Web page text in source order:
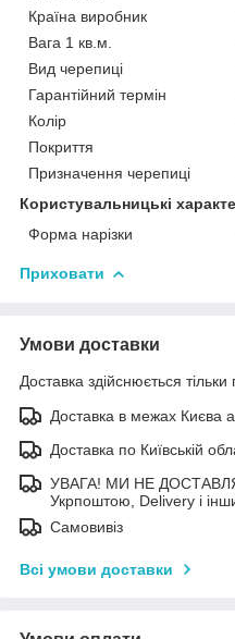
Країна виробник
Вага 1 кв.м.
Вид черепиці
Гарантійний термін
Колір
Покриття
Призначення черепиці
Користувальницькі
Форма нарізки
Приховати
Умови доставки
Доставка здійснюється тільки
Доставка в межах Києва
Доставка по Київській
УВАГА! МИ НЕ
Укрпоштою, Delivery і
Самовивіз
Всі умови доставки